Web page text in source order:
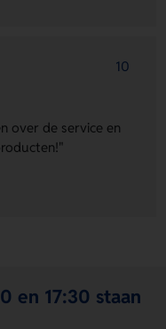
10
over de service en
en 17:30 staan